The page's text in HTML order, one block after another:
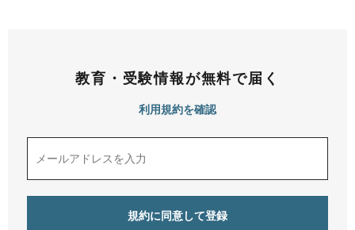
教育・受験情報が無料で届く
利用規約を確認